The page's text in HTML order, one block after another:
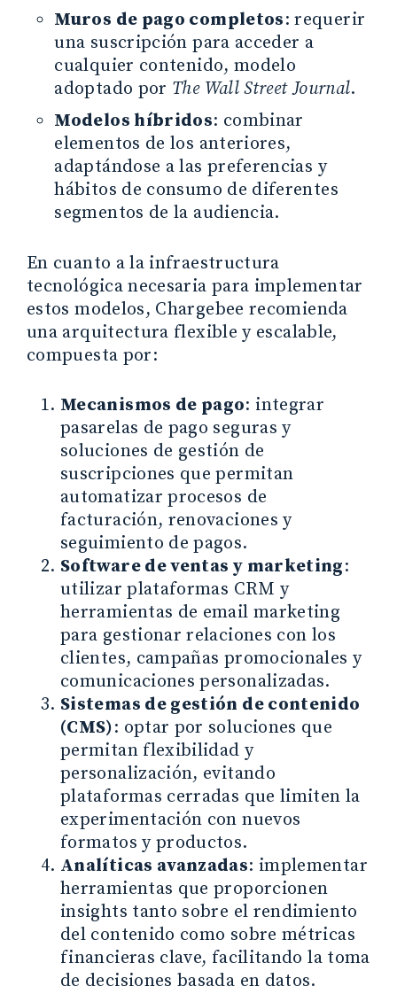
Muros de pago completos: requerir
una suscripción para acceder a
cualquier contenido, modelo
adoptado por The Wall Street Journal.
Modelos híbridos: combinar
elementos de los anteriores,
adaptándose a las preferencias y
hábitos de consumo de diferentes
segmentos de la audiencia.
En cuanto a la infraestructura
tecnológica necesaria para implementar
estos modelos, Chargebee recomienda
una arquitectura flexible y escalable,
compuesta por:
Mecanismos de pago: integrar
pasarelas de pago seguras y
soluciones de gestión de
suscripciones que permitan
automatizar procesos de
facturación, renovaciones y
seguimiento de pagos.
Software de ventas y marketing:
utilizar plataformas CRM y
herramientas de email marketing
para gestionar relaciones con los
clientes, campañas promocionales y
comunicaciones personalizadas.
Sistemas de gestión de contenido
(CMS): optar por soluciones que
permitan flexibilidad y
personalización, evitando
plataformas cerradas que limiten la
experimentación con nuevos
formatos y productos.
Analíticas avanzadas: implementar
herramientas que proporcionen
insights tanto sobre el rendimiento
del contenido como sobre métricas
financieras clave, facilitando la toma
de decisiones basada en datos.